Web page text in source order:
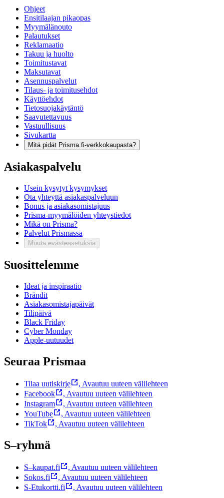
Ohjeet
Ensitilaajan pikaopas
Myymälänouto
Palautukset
Reklamaatio
Takuu ja huolto
Toimitustavat
Maksutavat
Asennuspalvelut
Tilaus- ja toimitusehdot
Käyttöehdot
Tietosuojakäytäntö
Saavutettavuus
Vastuullisuus
Sivukartta
Mitä pidät Prisma.fi-verkkokaupasta?
Asiakaspalvelu
Usein kysytyt kysymykset
Ota yhteyttä asiakaspalveluun
Bonus ja asiakasomistajuus
Prisma-myymälöiden yhteystiedot
Mikä on Prisma?
Palvelut Prismassa
Muuta evästeasetuksia
Suosittelemme
Ideat ja inspiraatio
Brändit
Asiakasomistajapäivät
Tilipäivä
Black Friday
Cyber Monday
Apple-uutuudet
Seuraa Prismaa
Tilaa uutiskirje , Avautuu uuteen välilehteen
Facebook
, Avautuu uuteen välilehteen
Instagram
, Avautuu uuteen välilehteen
YouTube
, Avautuu uuteen välilehteen
TikTok
, Avautuu uuteen välilehteen
S–ryhmä
S–kaupat.fi , Avautuu uuteen välilehteen
Sokos.fi
, Avautuu uuteen välilehteen
S-Etukortti.fi
, Avautuu uuteen välilehteen